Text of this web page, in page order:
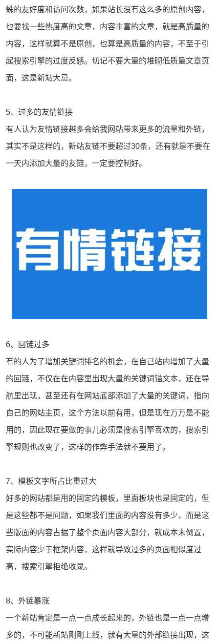
蛛的友好度和访问次数，如果站长没有这么多的原创内容，
也要找一些热度高的文章，内容丰富的文章，就是高质量的
内容，这样就算不是原创，也算是高质量的内容，不至于引
起搜索引擎的过度反感。切记不要大量的堆砌低质量文章页
面，这是新站大忌。
5、过多的友情链接
有人认为友情链接越多会给我网站带来更多的流量和外链，
其实不是这样的，新站友链不要超过30条，还有就是不要在
一天内添加大量的友链，一定要控制好。
6、回链过多
有的人为了增加关键词排名的机会，在自己站内增加了大量
的回链，不仅在在内容里出现大量的关键词锚文本，还在导
航里出现，甚至还有在网站底部添加了大量的关键词，指向
自己的网站主页，这个方法以前有用，但是现在万万是不能
用的，因此现在要做的事儿必须是搜索引擎喜欢的，搜索引
擎规则也改变了，这样的作弊手法就不要用了。
7、模板文字所占比重过大
好多的网站都是用的固定的模板，里面板块也是固定的，但
是这些都不是问题，如果我们里面的内容没有多少，而是这
些版面的内容占据了整个页面内容大部分，就成本末倒置，
实际内容少于框架内容，这样就导致过多的页面相似度过
高，搜索引擎拒绝收录。
8、外链暴涨
一个新站肯定是一点一点成长起来的，外链也是一点一点增
多的，不可能新站刚刚上线，就有大量的外部链接出现，这